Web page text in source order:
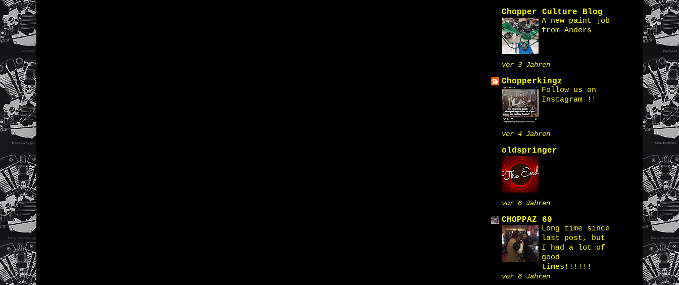
Chopper Culture Blog
A new paint job
from Anders
vor 3 Jahren
Chopperkingz
Follow us on
Instagram !!
vor 4 Jahren
oldspringer
vor 6 Jahren
CHOPPAZ 69
Long time since
last post, but
I had a lot of
good
times!!!!!!
vor 6 Jahren